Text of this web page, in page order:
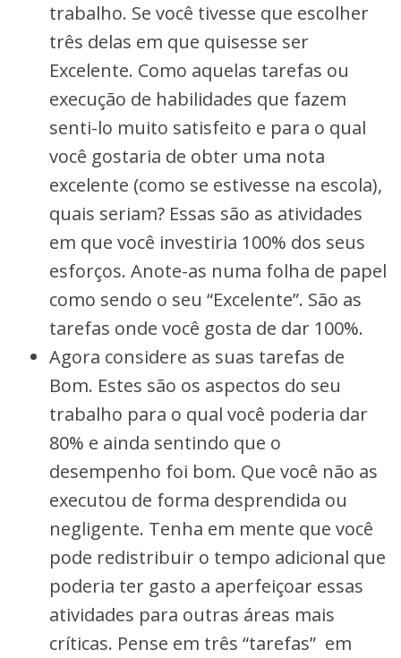
trabalho. Se você tivesse que escolher
três delas em que quisesse ser
Excelente. Como aquelas tarefas ou
execução de habilidades que fazem
senti-lo muito satisfeito e para o qual
você gostaria de obter uma nota
excelente (como se estivesse na escola),
quais seriam? Essas são as atividades
em que você investiria 100% dos seus
esforços. Anote-as numa folha de papel
como sendo o seu “Excelente”. São as
tarefas onde você gosta de dar 100%.
Agora considere as suas tarefas de
Bom. Estes são os aspectos do seu
trabalho para o qual você poderia dar
80% e ainda sentindo que o
desempenho foi bom. Que você não as
executou de forma desprendida ou
negligente. Tenha em mente que você
pode redistribuir o tempo adicional que
poderia ter gasto a aperfeiçoar essas
atividades para outras áreas mais
críticas. Pense em três “tarefas” em